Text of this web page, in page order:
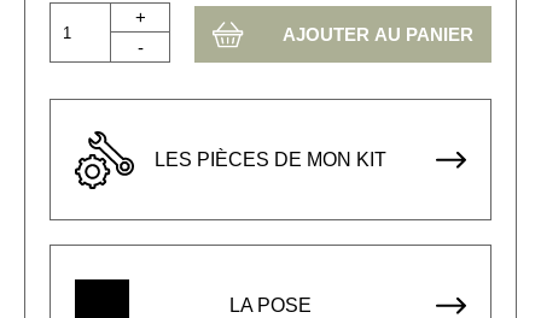
+
-
LES PIÈCES DE MON KIT
LA POSE